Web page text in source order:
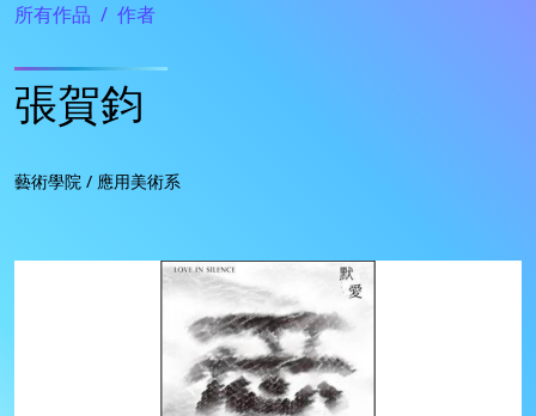
所有作品 作者
張賀鈞
藝術學院 / 應用美術系